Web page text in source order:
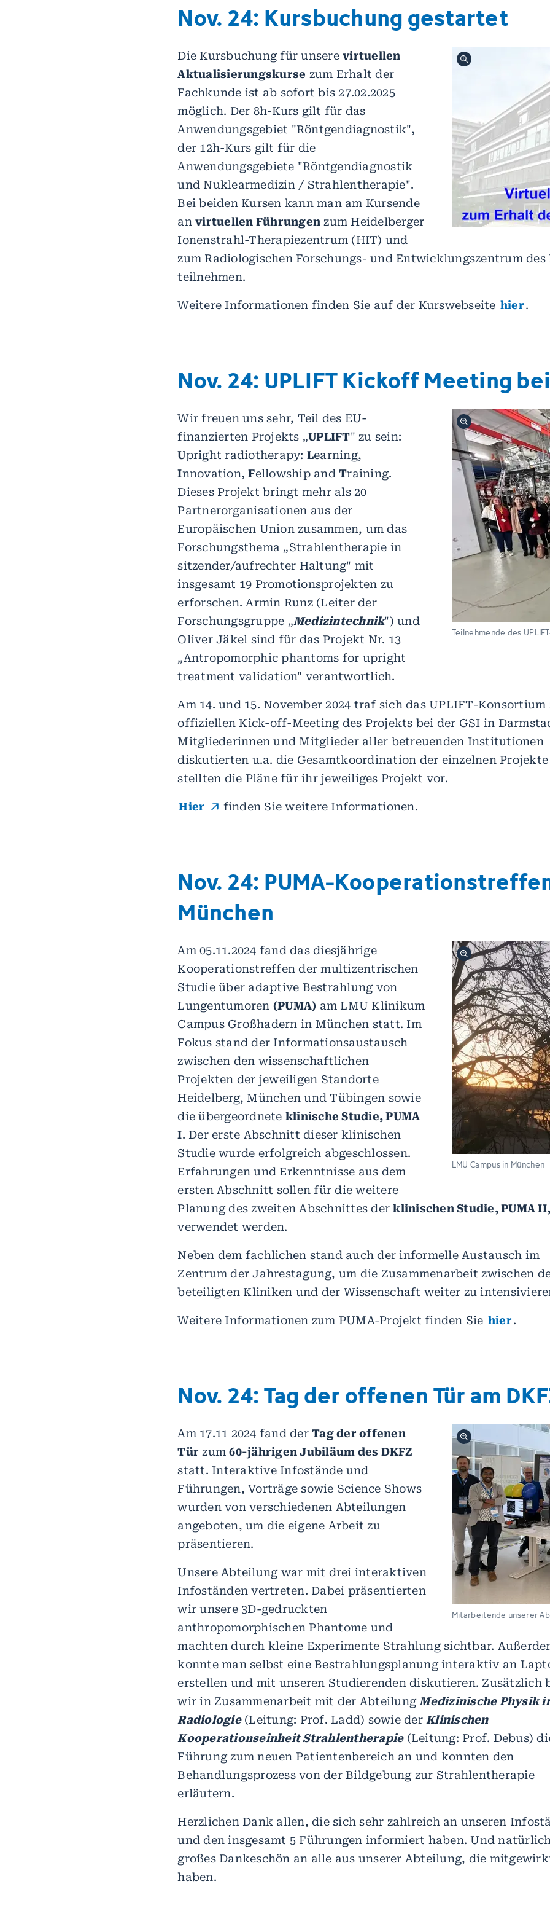
Nov. 24: Kursbuchung gestartet
Die Kursbuchung für unserevirtuellen
Aktualisierungskurse zum Erhalt der
Fachkunde ist ab sofort bis 27.02.2025
möglich. Der 8h-Kurs gilt für das
Anwendungsgebiet "Röntgendiagnostik",
der 12h-Kurs gilt für die
Anwendungsgebiete "Röntgendiagnostik
und Nuklearmedizin / Strahlentherapie".
Bei beiden Kursen kann man am Kursende
anvirtuellen Führungen zum Heidelberger
Ionenstrahl-Therapiezentrum (HIT) und
zum Radiologischen Forschungs- und Entwicklungszentrum des
teilnehmen.
Weitere Informationen finden Sie auf der Kurswebseite hier.
Nov. 24: UPLIFT Kickoff Meeting
Teilnehmende des
Wir freuen uns sehr, Teil des EU-
finanzierten Projekts „UPLIFT" zu sein:
Upright radiotherapy: Learning,
Innovation,Fellowship andTraining.
Dieses Projekt bringt mehr als 20
Partnerorganisationen aus der
Europäischen Union zusammen, um das
Forschungsthema „Strahlentherapie in
sitzender/aufrechter Haltung" mit
insgesamt 19 Promotionsprojekten zu
erforschen. Armin Runz (Leiter der
Forschungsgruppe „Medizintechnik") und
Oliver Jäkel sind für das Projekt Nr. 13
„Antropomorphic phantoms for upright
treatment validation" verantwortlich.
Am 14. und 15. November 2024 traf sich das UPLIFT-Konsortium
offiziellen Kick-off-Meeting des Projekts bei der GSI in
Mitgliederinnen und Mitglieder aller betreuenden Institutionen
diskutierten u.a. die Gesamtkoordination der einzelnen
stellten die Pläne für ihr jeweiliges Projekt vor.
Hier finden Sie weitere Informationen.
Nov. 24: PUMA-
München
LMU Campus in München
Am 05.11.2024 fand das diesjährige
Kooperationstreffen der multizentrischen
Studie über adaptive Bestrahlung von
Lungentumoren (PUMA) am LMU Klinikum
Campus Großhadern in München statt. Im
Fokus stand der Informationsaustausch
zwischen den wissenschaftlichen
Projekten der jeweiligen Standorte
Heidelberg, München und Tübingen sowie
die übergeordnete klinische Studie, PUMA
I. Der erste Abschnitt dieser klinischen
Studie wurde erfolgreich abgeschlossen.
Erfahrungen und Erkenntnisse aus dem
ersten Abschnitt sollen für die weitere
Planung des zweiten Abschnittes derklinischen Studie, PUMA
verwendet werden.
Neben dem fachlichen stand auch der informelle Austausch im
Zentrum der Jahrestagung, um die Zusammenarbeit zwischen
beteiligten Kliniken und der Wissenschaft weiter zu
Weitere Informationen zum PUMA-Projekt finden Sie hier.
Nov. 24: Tag der offenen Tür am
Mitarbeitende unserer
Am 17.11 2024 fand derTag der offenen
Tür zum60-jährigen Jubiläum des DKFZ
statt. Interaktive Infostände und
Führungen, Vorträge sowie Science Shows
wurden von verschiedenen Abteilungen
angeboten, um die eigene Arbeit zu
präsentieren.
Unsere Abteilung war mit drei interaktiven
Infoständen vertreten. Dabei präsentierten
wir unsere 3D-gedruckten
anthropomorphischen Phantome und
machten durch kleine Experimente Strahlung sichtbar.
konnte man selbst eine Bestrahlungsplanung interaktiv an
erstellen und mit unseren Studierenden diskutieren. Zusätzlich
wir in Zusammenarbeit mit der Abteilung Medizinische Physik
Radiologie(Leitung: Prof. Ladd) sowie der Klinischen
Kooperationseinheit Strahlentherapie(Leitung: Prof. Debus)
Führung zum neuen Patientenbereich an und konnten den
Behandlungsprozess von der Bildgebung zur Strahlentherapie
erläutern.
Herzlichen Dank allen, die sich sehr zahlreich an unseren
und den insgesamt 5 Führungen informiert haben. Und
großes Dankeschön an alle aus unserer Abteilung, die
haben.